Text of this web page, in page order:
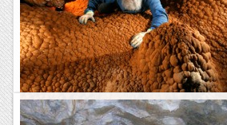
Espeleofoto a la Cueva de la